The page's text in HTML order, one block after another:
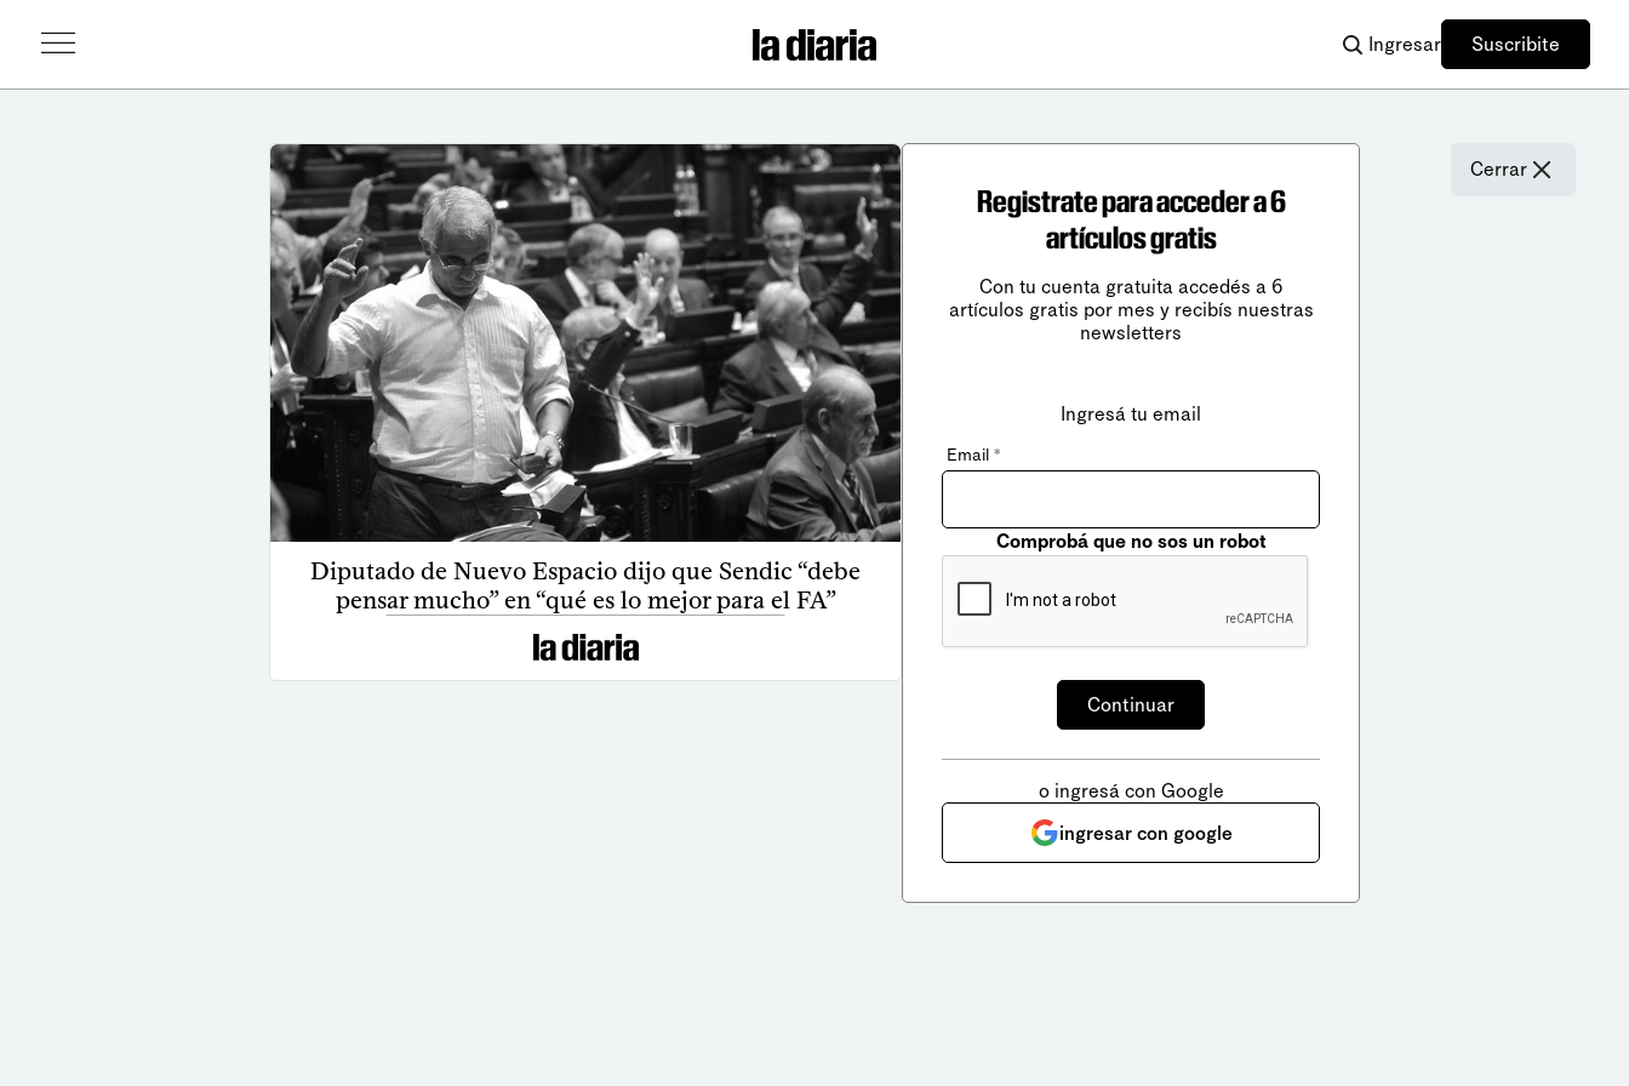
Ingresar Suscribite
Diputado de Nuevo Espacio dijo que Sendic “debe
pensar mucho” en “qué es lo mejor para el FA”
Cerrar
Registrate para acceder a 6
artículos gratis
Con tu cuenta gratuita accedés a 6
artículos gratis por mes y recibís nuestras
newsletters
Ingresá tu email
Email *
Comprobá que no sos un robot
o ingresá con Google
ingresar con google